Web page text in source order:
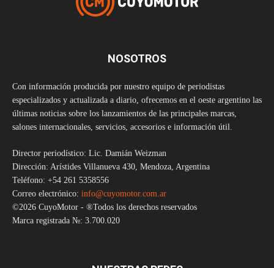
NOSOTROS
Con información producida por nuestro equipo de periodistas
especializados y actualizada a diario, ofrecemos en el oeste argentino las
últimas noticias sobre los lanzamientos de las principales marcas,
salones internacionales, servicios, accesorios e información útil.
Director periodístico: Lic. Damián Weizman
Dirección: Arístides Villanueva 430, Mendoza, Argentina
Teléfono: +54 261 5358556
Correo electrónico: info@cuyomotor.com.ar
©2026 CuyoMotor - ®Todos los derechos reservados
Marca registrada №: 3.700.020